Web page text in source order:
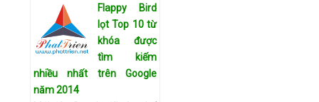
Flappy Bird
lọt Top 10 từ
khóa được
tìm kiếm
nhiều nhất trên Google
năm 2014